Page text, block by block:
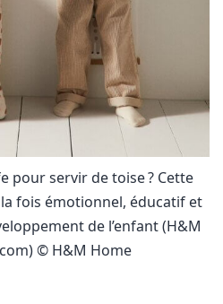
pour servir de toise ? Cette
fois émotionnel, éducatif et
de l’enfant (H&M
© H&M Home